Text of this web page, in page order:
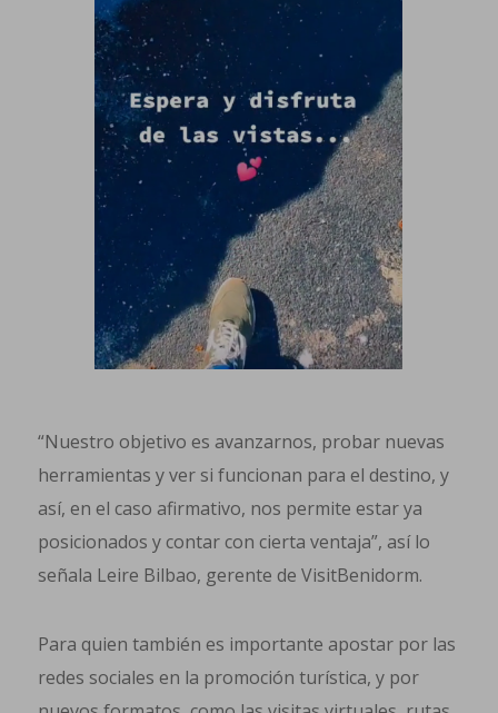
“Nuestro objetivo es avanzarnos, probar nuevas
herramientas y ver si funcionan para el destino, y
así, en el caso afirmativo, nos permite estar ya
posicionados y contar con cierta ventaja”, así lo
señala Leire Bilbao, gerente de VisitBenidorm.
Para quien también es importante apostar por las
redes sociales en la promoción turística, y por